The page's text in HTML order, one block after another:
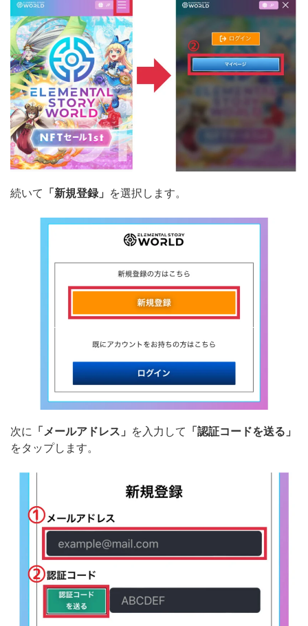
続いて 「新規登録」 を選択します。
次に 「メールアドレス」 を入力して 「認証コードを送る」
をタップします。